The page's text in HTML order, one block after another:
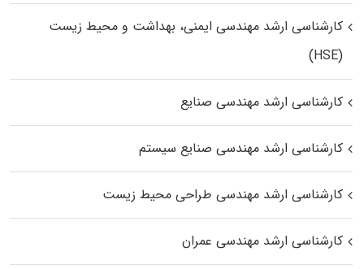
کارشناسی ارشد مهندسی ایمنی، بهداشت و محیط زیست
(HSE)
کارشناسی ارشد مهندسی صنایع
کارشناسی ارشد مهندسی صنایع سیستم
کارشناسی ارشد مهندسی طراحی محیط زیست
کارشناسی ارشد مهندسی عمران